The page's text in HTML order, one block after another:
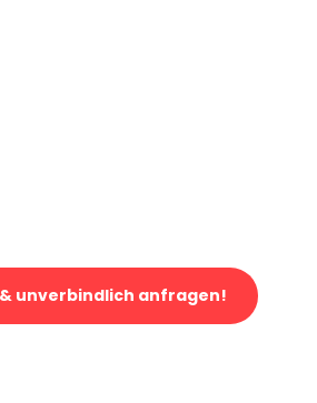
unverbindlich anfragen!